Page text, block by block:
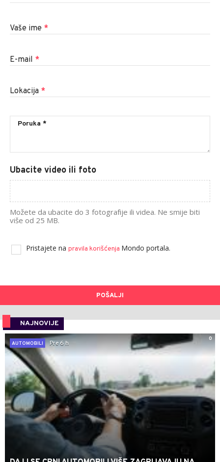
Vaše ime *
E-mail *
Lokacija *
Ubacite video ili foto
Možete da ubacite do 3 fotografije ili videa. Ne smije biti
više od 25 MB.
Pristajete na pravila korišćenja Mondo portala.
POŠALJI
NAJNOVIJE
0
AUTOMOBILI
Pre 6 h